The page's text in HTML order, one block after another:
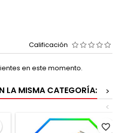
Calificación
en este momento.
LA MISMA CATEGORÍA:
>
<
favorite_border